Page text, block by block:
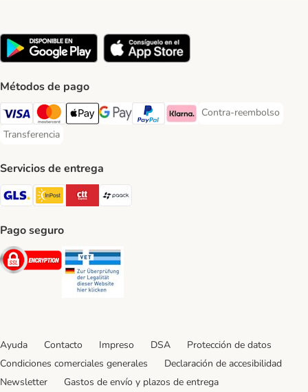
Métodos de pago
Visa Payment Method
Mastercard Payment Method
Apple Pay Payment Method
Google Pay Payment Method
PayPal Payment Method
Klarna Payment Method
Contra-reembolso
Contra-reembolso
Transferencia
Transferencia Payment Method
Servicios de entrega
GLS Shipping Method
InPost Shipping Method
CTTExpress Shipping Method
paack Shipping Method
Pago seguro
Security
Ayuda Contacto Impreso DSA
Protección de datos
Condiciones comerciales generales
Declaración de accesibilidad
Newsletter
Gastos de envío y plazos de entrega